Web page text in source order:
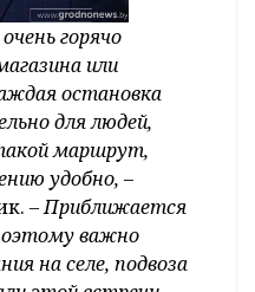
горячо
или
остановка
для людей,
маршрут,
удобно, –
– Приближается
важно
на селе, подвоза